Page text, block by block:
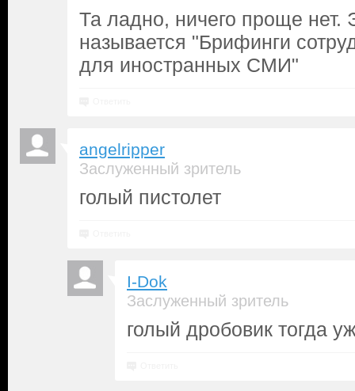
Та ладно, ничего проще нет.
называется "Брифинги
для иностранных СМИ"
angelripper
Заслуженный зритель
голый пистолет
I-Dok
Заслуженный зритель
голый дробовик тогда